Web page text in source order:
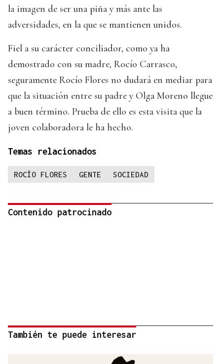
la imagen de ser una piña y más ante las
adversidades, en la que se mantienen unidos.
Fiel a su carácter conciliador, como ya ha
demostrado con su madre, Rocío Carrasco,
seguramente Rocío Flores no dudará en mediar para
que la situación entre su padre y Olga Moreno llegue
a buen término. Prueba de ello es esta visita que la
joven colaboradora le ha hecho.
Temas relacionados
ROCÍO FLORES GENTE SOCIEDAD
Contenido patrocinado
También te puede interesar